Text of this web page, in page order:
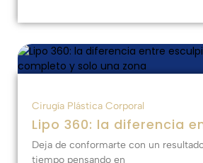
Lipo 360: la diferencia
Deja de conformarte con un
tiempo pensando en